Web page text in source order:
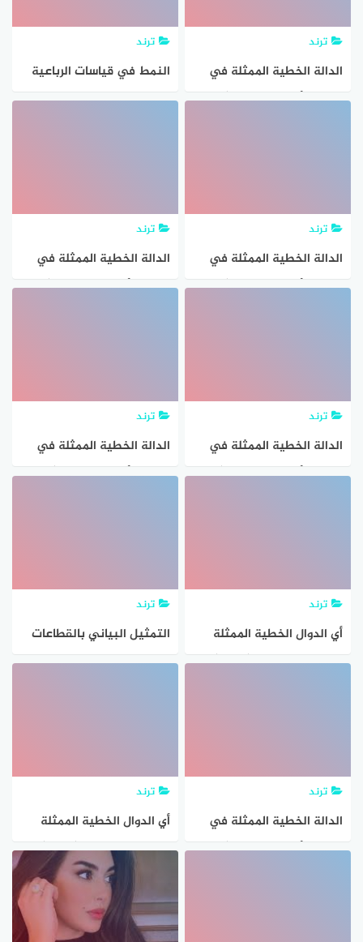
ترند
الدالة الخطية الممثلة في
الجدول أدناه تمثل تغيرًا
ترند
النمط في قياسات الرباعية
الممثلة على ورق المربعات
ترند
الدالة الخطية الممثلة في
الجدول أدناه تمثل تغيرًا
ترند
الدالة الخطية الممثلة في
الجدول أدناه تشكل تغيرًا
ترند
الدالة الخطية الممثلة في
الجدول أدناه تشكل تغيرًا
ترند
الدالة الخطية الممثلة في
الجدول أدناه تمثل تغيرًا
ترند
أي الدوال الخطية الممثلة
يتغير فيها ص تغيرًا طرديًا مع
ترند
التمثيل البياني بالقطاعات
الدائرية للبيانات الممثلة في
ترند
الدالة الخطية الممثلة في
الجدول أدناه تمثل تغيرًا
ترند
أي الدوال الخطية الممثلة
يتغير فيها ص تغيرًا طرديًا مع